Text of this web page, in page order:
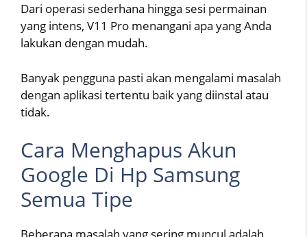
Dari operasi sederhana hingga sesi permainan
yang intens, V11 Pro menangani apa yang Anda
lakukan dengan mudah.
Banyak pengguna pasti akan mengalami masalah
dengan aplikasi tertentu baik yang diinstal atau
tidak.
Cara Menghapus Akun
Google Di Hp Samsung
Semua Tipe